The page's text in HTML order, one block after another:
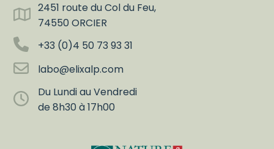
2451 route du Col du Feu,
74550 ORCIER
+33 (0)4 50 73 93 31
labo@elixalp.com
Du Lundi au Vendredi
de 8h30 à 17h00